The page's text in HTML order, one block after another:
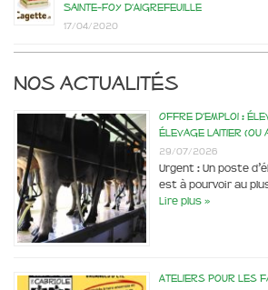
Sainte-Foy d’Aigrefeuille
17/04/2020
Nos actualités
Offre d’emploi :
élevage laitier (ou
29/07/2026
Urgent : Un poste
est à pourvoir au
Lire plus »
Ateliers pour les